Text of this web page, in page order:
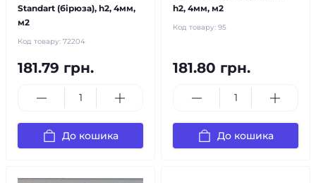
Standart (бірюза), h2, 4мм,
м2
Код товару: 72204
181.79 грн.
До кошика
h2, 4мм, м2
Код товару: 95
181.80 грн.
До кошика